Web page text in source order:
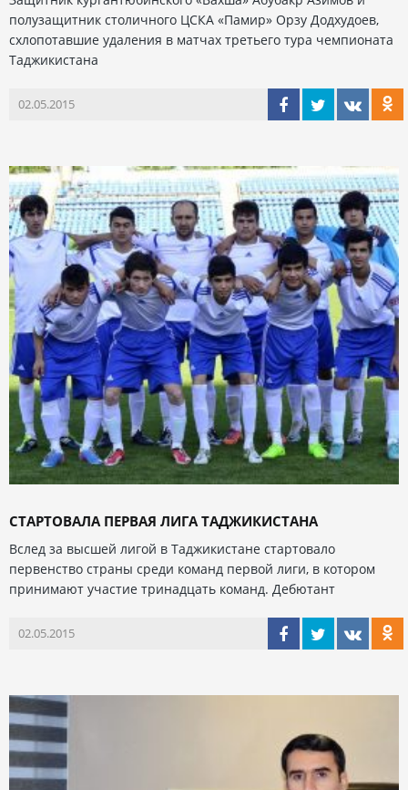
полузащитник столичного ЦСКА «Памир» Орзу Додхудоев,
схлопотавшие удаления в матчах третьего тура чемпионата
Таджикистана
02.05.2015
СТАРТОВАЛА ПЕРВАЯ ЛИГА ТАДЖИКИСТАНА
Вслед за высшей лигой в Таджикистане стартовало
первенство страны среди команд первой лиги, в котором
принимают участие тринадцать команд. Дебютант
02.05.2015